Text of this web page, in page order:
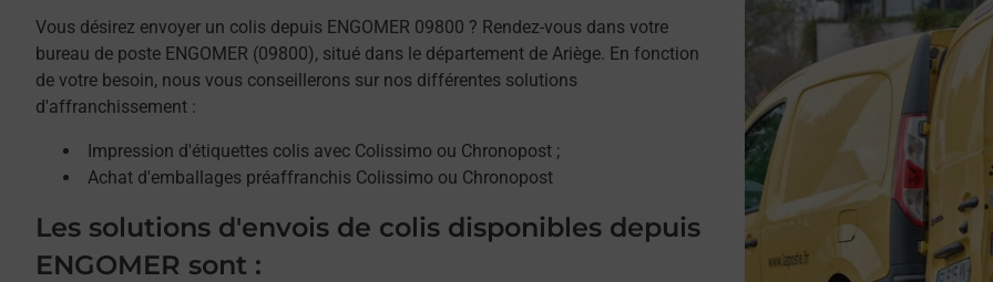
Vous désirez envoyer un colis depuis ENGOMER 09800 ? Rendez-vous dans votre
bureau de poste ENGOMER (09800), situé dans le département de Ariège. En fonction
de votre besoin, nous vous conseillerons sur nos différentes solutions
d'affranchissement :
Impression d'étiquettes colis avec Colissimo ou Chronopost ;
Achat d'emballages préaffranchis Colissimo ou Chronopost
Les solutions d'envois de colis disponibles depuis
ENGOMER sont :